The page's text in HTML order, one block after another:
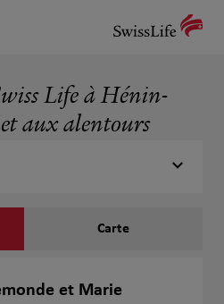
Life à Hénin-
aux alentours
Carte
et Marie